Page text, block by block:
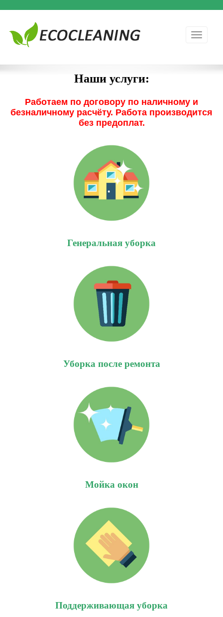
КЛИНИНГ В ГРОДНО
мебели и ковров в Гродно
Наши услуги:
Работаем по договору по наличному и
безналичному расчёту. Работа производится
без предоплат.
Генеральная уборка
Уборка после ремонта
Мойка окон
Поддерживающая уборка